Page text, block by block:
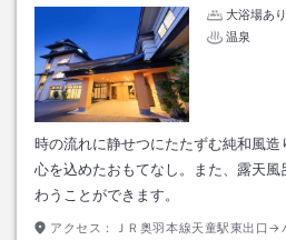
大浴場あり
温泉
時の流れに静せつにたたずむ純和風
心を込めたおもてなし。また、露天
わうことができます。
アクセス：
ＪＲ奥羽本線天童駅東出口